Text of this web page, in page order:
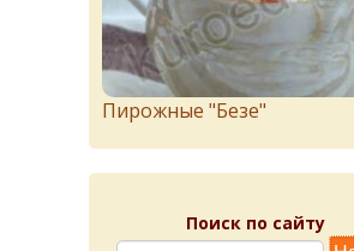
Пирожныe "Бeзe"
Поиск по сайту